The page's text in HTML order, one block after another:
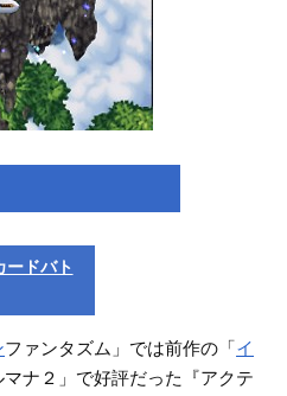
ードバト
ファンタズム」では前作の「イ
ナ２」で好評だった『アクテ